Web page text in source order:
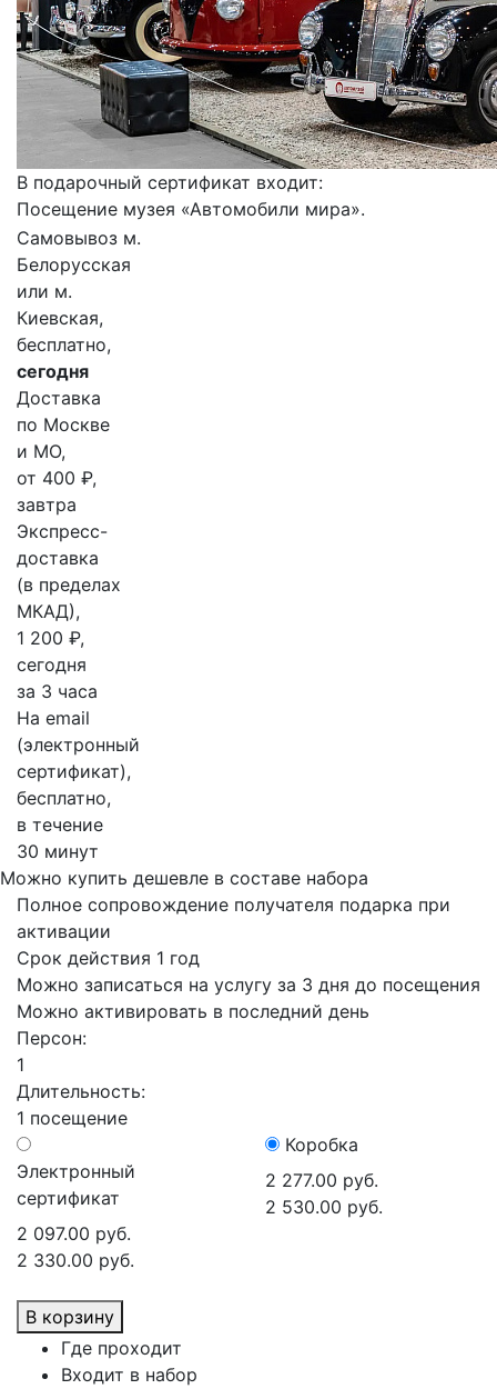
В подарочный сертификат входит:
Посещение музея «Автомобили мира».
Самовывоз м.
Белорусская
или м.
Киевская,
бесплатно,
сегодня
Доставка
по Москве
и МО,
от 400 ₽,
завтра
Экспресс-
доставка
(в пределах
МКАД),
1 200 ₽,
сегодня
за 3 часа
На email
(электронный
сертификат),
бесплатно,
в течение
30 минут
Можно купить дешевле в составе набора
Полное сопровождение получателя подарка при
активации
Срок действия 1 год
Можно записаться на услугу за 3 дня до посещения
Можно активировать в последний день
Персон:
1
Длительность:
1 посещение
Электронный
сертификат
2 097.00 руб.
2 330.00 руб.
Коробка
2 277.00 руб.
2 530.00 руб.
В корзину
Где проходит
Входит в набор